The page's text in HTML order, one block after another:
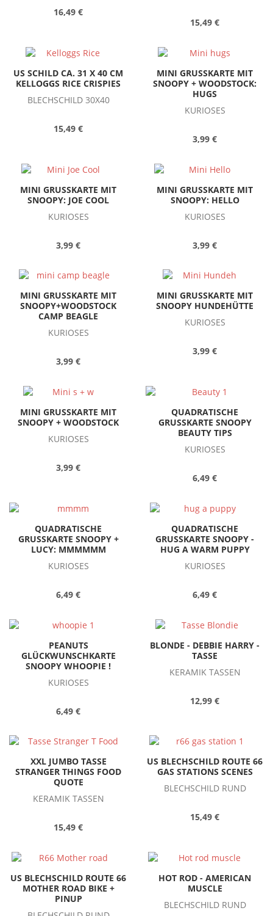
16,49 €
15,49 €
US SCHILD CA. 31 X 40 CM
KELLOGGS RICE CRISPIES
BLECHSCHILD 30X40
15,49 €
MINI GRUSSKARTE MIT
SNOOPY + WOODSTOCK:
HUGS
KURIOSES
3,99 €
MINI GRUSSKARTE MIT
SNOOPY: JOE COOL
KURIOSES
3,99 €
MINI GRUSSKARTE MIT
SNOOPY: HELLO
KURIOSES
3,99 €
MINI GRUSSKARTE MIT
SNOOPY+WOODSTOCK
CAMP BEAGLE
KURIOSES
3,99 €
MINI GRUSSKARTE MIT
SNOOPY HUNDEHÜTTE
KURIOSES
3,99 €
MINI GRUSSKARTE MIT
SNOOPY + WOODSTOCK
KURIOSES
3,99 €
QUADRATISCHE
GRUSSKARTE SNOOPY
BEAUTY TIPS
KURIOSES
6,49 €
QUADRATISCHE
GRUSSKARTE SNOOPY +
LUCY: MMMMMM
KURIOSES
6,49 €
QUADRATISCHE
GRUSSKARTE SNOOPY -
HUG A WARM PUPPY
KURIOSES
6,49 €
PEANUTS
GLÜCKWUNSCHKARTE
SNOOPY WHOOPIE !
KURIOSES
6,49 €
BLONDE - DEBBIE HARRY -
TASSE
KERAMIK TASSEN
12,99 €
XXL JUMBO TASSE
STRANGER THINGS FOOD
QUOTE
KERAMIK TASSEN
15,49 €
US BLECHSCHILD ROUTE 66
GAS STATIONS SCENES
BLECHSCHILD RUND
15,49 €
US BLECHSCHILD ROUTE 66
MOTHER ROAD BIKE +
PINUP
HOT ROD - AMERICAN
MUSCLE
BLECHSCHILD RUND